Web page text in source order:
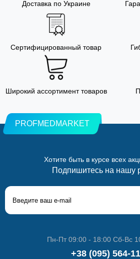
Доставка по Украине
Сертифицированный товар
Широкий ассортимент товаров
PROFMEDMARKET
Хотите быть в курсе всех
Подпишитесь на нашу
Пн-Пт 09:00 - 18:00 Сб-Вс
+38 (095) 564-